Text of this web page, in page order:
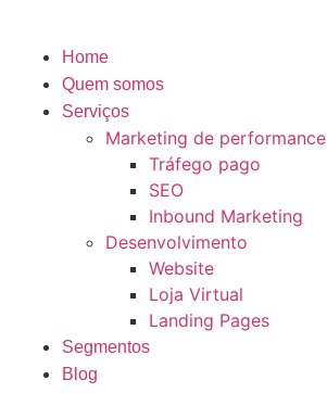
Home
Quem somos
Serviços
Marketing de performance
Tráfego pago
SEO
Inbound Marketing
Desenvolvimento
Website
Loja Virtual
Landing Pages
Segmentos
Blog